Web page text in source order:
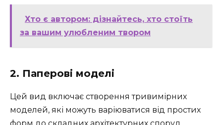
Хто є автором: дізнайтесь, хто стоїть
за вашим улюбленим твором
2. Паперові моделі
Цей вид включає створення тривимірних
моделей, які можуть варіюватися від простих